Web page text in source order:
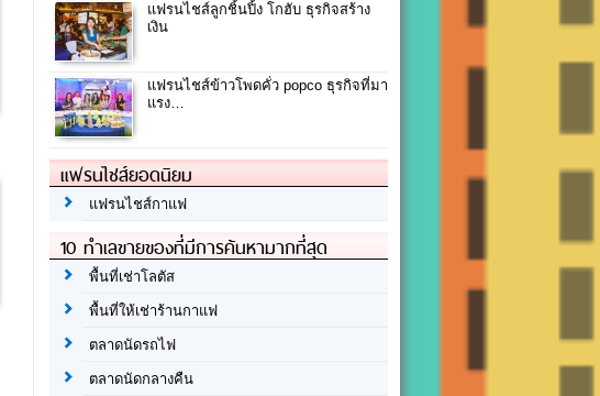
แฟรนไชส์ลูกชิ้นปิ้ง โกฮับ ธุรกิจสร้าง
เงิน
แฟรนไชส์ข้าวโพดคั่ว popco ธุรกิจที่มา
แรง…
แฟรนไชส์ยอดนิยม
แฟรนไชส์กาแฟ
10 ทำเลขายของที่มีการค้นหามากที่สุด
พื้นที่เช่าโลตัส
พื้นที่ให้เช่าร้านกาแฟ
ตลาดนัดรถไฟ
ตลาดนัดกลางคืน